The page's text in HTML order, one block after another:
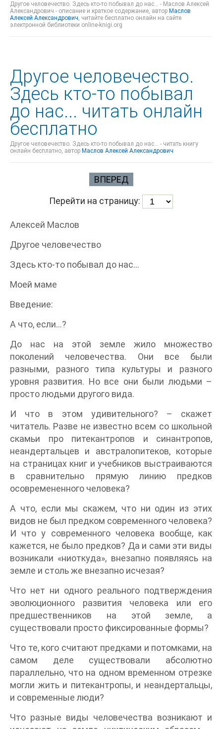
Другое человечество. Здесь кто-то побывал до нас... - Маслов Алексей
Александрович - описание и краткое содержание, автор Маслов
Алексей Александрович, читайте бесплатно онлайн на сайте
электронной библиотеки online-knigi.org
Другое человечество.
Здесь кто-то побывал
до нас... читать онлайн
бесплатно
Другое человечество. Здесь кто-то побывал до нас... - читать книгу
онлайн бесплатно, автор Маслов Алексей Александрович
ВПЕРЕД
Перейти на страницу:
Алексей Маслов
Другое человечество
Здесь кто-то побывал до нас…
Моей маме
Введение:
А что, если…?
До нас на этой земле жило множество
поколений человечества. Они все были
разными, разного типа культуры и разного
уровня развития. Но все они были людьми –
просто людьми другого вида.
И что в этом удивительного? – скажет
читатель. Разве не известно всем со школьной
скамьи про питекантропов и синантропов,
неандертальцев и австралопитеков, которые
на страницах книг и учебников выстраиваются
в сравнительно прямую линию предков
осовремененного человека?
А что, если мы скажем, что ни один из этих
видов не был предком современного человека?
И что у современного человека вообще, как
кажется, не было предков? Да и сами эти виды
возникали «ниоткуда», внезапно появляясь на
земле и столь же внезапно исчезая?
Что нет ни одного реального подтверждения
эволюционного развития человека или его
предшественников на этой земле, а
существовали просто фиксированные формы?
Что те, кого считают предками и потомками, на
самом деле существовали абсолютно
параллельно, что на одном временном отрезке
могли жить и питекантропы, и неандертальцы,
и современные люди?
Что разные виды человечества возникают и